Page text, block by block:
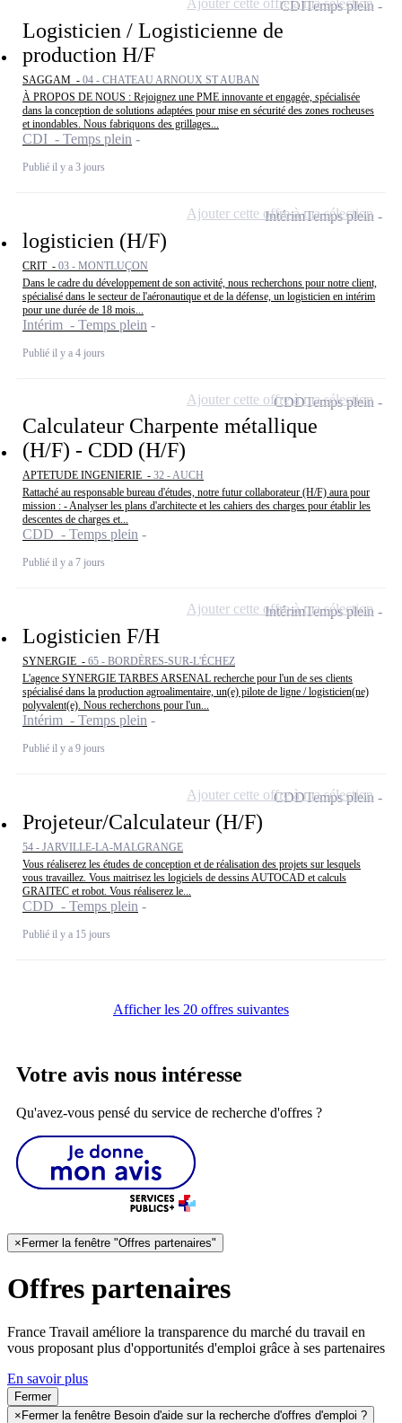
Logisticien / Logisticienne de
production H/F
SAGGAM - 04 - CHATEAU ARNOUX ST AUBAN
À PROPOS DE NOUS : Rejoignez une PME innovante et engagée, spécialisée
dans la conception de solutions adaptées pour mise en sécurité des zones rocheuses
et inondables. Nous fabriquons des grillages...
CDI - Temps plein
Publié il y a 3 jours
CDITemps plein
logisticien (H/F)
CRIT - 03 - MONTLUÇON
Dans le cadre du développement de son activité, nous recherchons pour notre client,
spécialisé dans le secteur de l'aéronautique et de la défense, un logisticien en intérim
pour une durée de 18 mois...
Intérim - Temps plein
Publié il y a 4 jours
IntérimTemps plein
Ajouter cette offre à ma sélection
Calculateur Charpente métallique
(H/F) - CDD (H/F)
APTETUDE INGENIERIE - 32 - AUCH
Rattaché au responsable bureau d'études, notre futur collaborateur (H/F) aura pour
mission : - Analyser les plans d'architecte et les cahiers des charges pour établir les
descentes de charges et...
CDD - Temps plein
Publié il y a 7 jours
CDDTemps plein
Ajouter cette offre à ma sélection
Logisticien F/H
SYNERGIE - 65 - BORDÈRES-SUR-L'ÉCHEZ
L'agence SYNERGIE TARBES ARSENAL recherche pour l'un de ses clients
spécialisé dans la production agroalimentaire, un(e) pilote de ligne / logisticien(ne)
polyvalent(e). Nous recherchons pour l'un...
Intérim - Temps plein
Publié il y a 9 jours
IntérimTemps plein
Ajouter cette offre à ma sélection
Projeteur/Calculateur (H/F)
54 - JARVILLE-LA-MALGRANGE
Vous réaliserez les études de conception et de réalisation des projets sur lesquels
vous travaillez. Vous maitrisez les logiciels de dessins AUTOCAD et calculs
GRAITEC et robot. Vous réaliserez le...
CDD - Temps plein
Publié il y a 15 jours
CDDTemps plein
Ajouter cette offre à ma sélection
Afficher les 20 offres suivantes
Votre avis nous intéresse
Qu'avez-vous pensé du service de recherche d'offres ?
× Fermer la fenêtre "Offres partenaires"
Offres partenaires
France Travail améliore la transparence du marché du travail en
vous proposant plus d'opportunités d'emploi grâce à ses partenaires
En savoir plus
Fermer
× Fermer la fenêtre Besoin d'aide sur la recherche d'offres d'emploi ?